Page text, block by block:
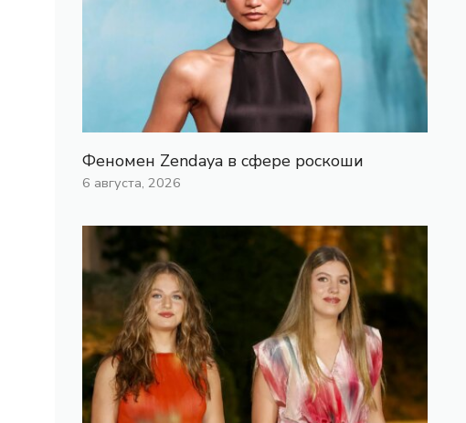
Феномен Zendaya в сфере роскоши
6 августа, 2026